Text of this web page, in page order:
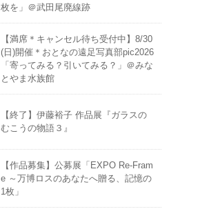
枚を」＠武田尾廃線跡
【満席＊キャンセル待ち受付中】8/30
(日)開催＊おとなの遠足写真部pic2026
「寄ってみる？引いてみる？」＠みな
とやま水族館
【終了】伊藤裕子 作品展『ガラスの
むこうの物語３』
【作品募集】公募展「EXPO Re-Fram
e ～万博ロスのあなたへ贈る、記憶の
1枚」